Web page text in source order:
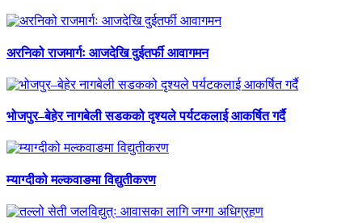
अरनिको राजमार्गः आजदेखि दुईतर्फी आवागमन
भोजपुर–बेहेर नागबेली सडकको दृश्यले पर्यटकलाई आकर्षित गर्दै
म्याग्दीको मल्कवाङमा विद्युतीकरण